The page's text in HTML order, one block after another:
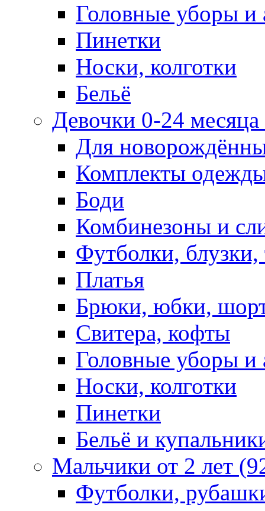
Головные уборы и
Пинетки
Носки, колготки
Бельё
Девочки 0-24
Для
Комплекты
Боди
Комбинезоны и
Футболки,
Платья
Брюки, юбки,
Свитера, кофты
Головные уборы и
Носки, колготки
Пинетки
Бельё и
Мальчики от 2 лет
Футболки,